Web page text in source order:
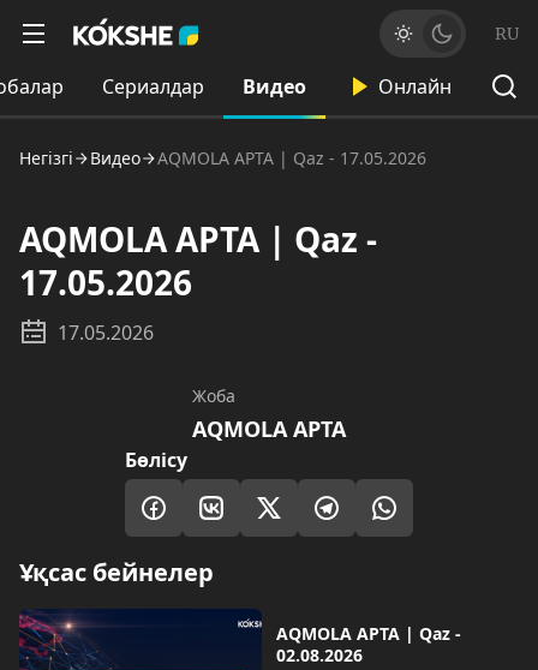
RU
Сериалдар Видео Онлайн
Негізгі Видео AQMOLA APTA | Qaz - 17.05.2026
AQMOLA APTA | Qaz -
17.05.2026
17.05.2026
Жоба
AQMOLA APTA
Бөлісу
Ұқсас бейнелер
AQMOLA APTA | Qaz -
02.08.2026